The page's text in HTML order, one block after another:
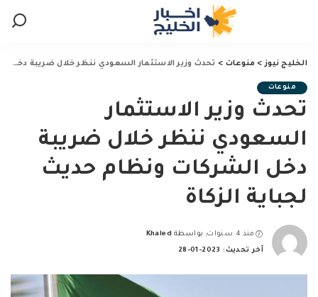
الخليج نيوز> منوعات > تحدث وزير الاستثمار السعودي ننظر خلال ضريبة دخل الشركات ونظام حديث لجباية الزكاة
منوعات
تحدث وزير الاستثمار
السعودي ننظر خلال ضريبة
دخل الشركات ونظام حديث
لجباية الزكاة
منذ 4 سنوات
Posted
by
بواسطة Khaled
آخر تحديث: 2023-01-28